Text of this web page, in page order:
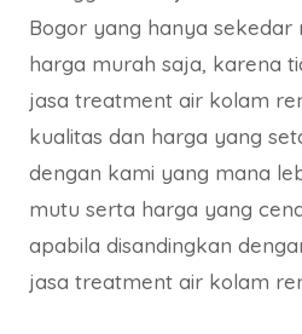
Bogor yang hanya
harga murah saja, karena
jasa treatment air kolam
kualitas dan harga yang
dengan kami yang mana
mutu serta harga yang
apabila disandingkan
jasa treatment air kolam